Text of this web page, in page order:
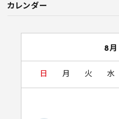
カレンダー
8月
日 月 火 水